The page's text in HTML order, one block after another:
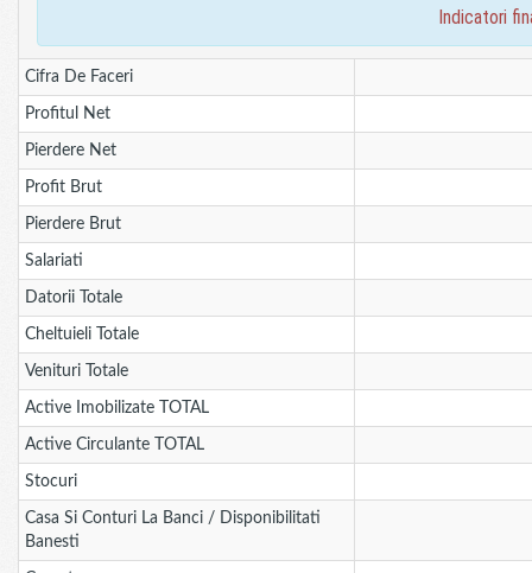
indicatori
Cifra De Faceri
Profitul Net
Pierdere Net
Profit Brut
Pierdere Brut
Salariati
Datorii Totale
Cheltuieli Totale
Venituri Totale
Active Imobilizate TOTAL
Active Circulante TOTAL
Stocuri
Casa Si Conturi La Banci / Disponibilitati
Banesti